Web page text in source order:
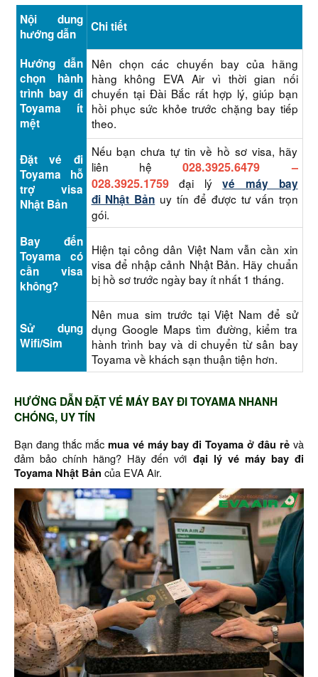
Nội dung
hướng dẫn
Chi tiết
Hướng dẫn
chọn hành
trình bay đi
Toyama ít
mệt
Nên chọn các chuyến bay của hãng
hàng không EVA Air vì thời gian nối
chuyến tại Đài Bắc rất hợp lý, giúp bạn
hồi phục sức khỏe trước chặng bay tiếp
theo.
Đặt vé đi
Toyama hỗ
trợ visa
Nhật Bản
Nếu bạn chưa tự tin về hồ sơ visa, hãy
liên hệ028.3925.6479
–
028.3925.1759đại lývé máy bay
đi Nhật Bản uy tín để được tư vấn trọn
gói.
Bay đến
Toyama có
cần visa
không?
Hiện tại công dân Việt Nam vẫn cần xin
visa để nhập cảnh Nhật Bản. Hãy chuẩn
bị hồ sơ trước ngày bay ít nhất 1 tháng.
Sử dụng
Wifi/Sim
Nên mua sim trước tại Việt Nam để sử
dụng Google Maps tìm đường, kiểm tra
hành trình bay và di chuyển từ sân bay
Toyama về khách sạn thuận tiện hơn.
HƯỚNG DẪN ĐẶT VÉ MÁY BAY ĐI TOYAMA NHANH
CHÓNG, UY TÍN
Bạn đang thắc mắc mua vé máy bay đi Toyama ở đâu rẻ và
đảm bảo chính hãng? Hãy đến với đại lý vé máy bay đi
Toyama Nhật Bản của EVA Air.